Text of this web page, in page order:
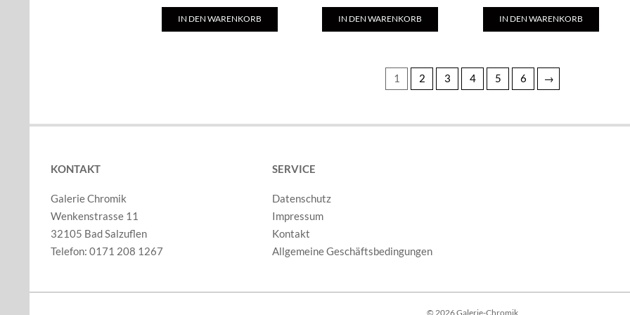
IN DEN WARENKORB IN DEN WARENKORB IN DEN WARENKORB
1 2 3 4 5 6 →
KONTAKT
Galerie Chromik
Wenkenstrasse 11
32105 Bad Salzuflen
Telefon: 0171 208 1267
SERVICE
Datenschutz
Impressum
Kontakt
Allgemeine Geschäftsbedingungen
© 2026 Galerie-Chromik